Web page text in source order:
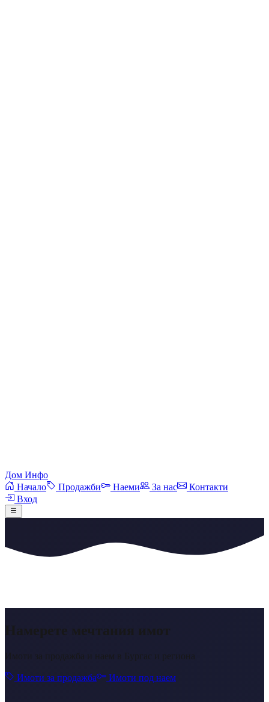
Дом Инфо
Начало
Продажби Наеми За нас
Контакти
Вход
Намерете мечтания имот
Имоти за продажба и наем в Бургас и региона
Имоти за продажба Имоти под наем